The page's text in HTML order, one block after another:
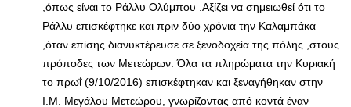
,όπως είναι το Ράλλυ Ολύμπου .Αξίζει να σημειωθεί ότι το
Ράλλυ επισκέφτηκε και πριν δύο χρόνια την Καλαμπάκα
,όταν επίσης διανυκτέρευσε σε ξενοδοχεία της πόλης ,στους
πρόποδες των Μετεώρων. Όλα τα πληρώματα την Κυριακή
το πρωΐ (9/10/2016) επισκέφτηκαν και ξεναγήθηκαν στην
Ι.Μ. Μεγάλου Μετεώρου, γνωρίζοντας από κοντά έναν